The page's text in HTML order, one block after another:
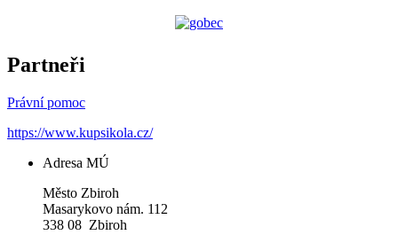
Partneři
Právní pomoc
https://www.kupsikola.cz/
Adresa MÚ
Město Zbiroh
Masarykovo nám. 112
338 08 Zbiroh